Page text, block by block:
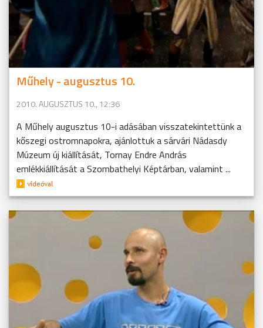
Műhely - augusztus 10.
2010. AUGUSZTUS 10., 12:36
A Műhely augusztus 10-i adásában visszatekintettünk a
kőszegi ostromnapokra, ajánlottuk a sárvári Nádasdy
Múzeum új kiállítását, Tornay Endre András
emlékkiállítását a Szombathelyi Képtárban, valamint ...